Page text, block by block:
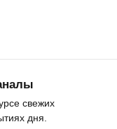
свежих
дня.